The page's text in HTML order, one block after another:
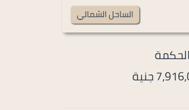
الساحل الشمالي
جنية